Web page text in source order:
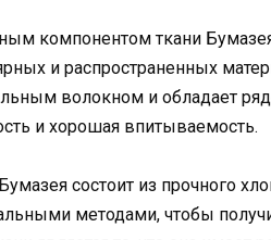
компонентом ткани
и распространенных
волокном и обладает
и хорошая впитываемость.
состоит из прочного
методами, чтобы